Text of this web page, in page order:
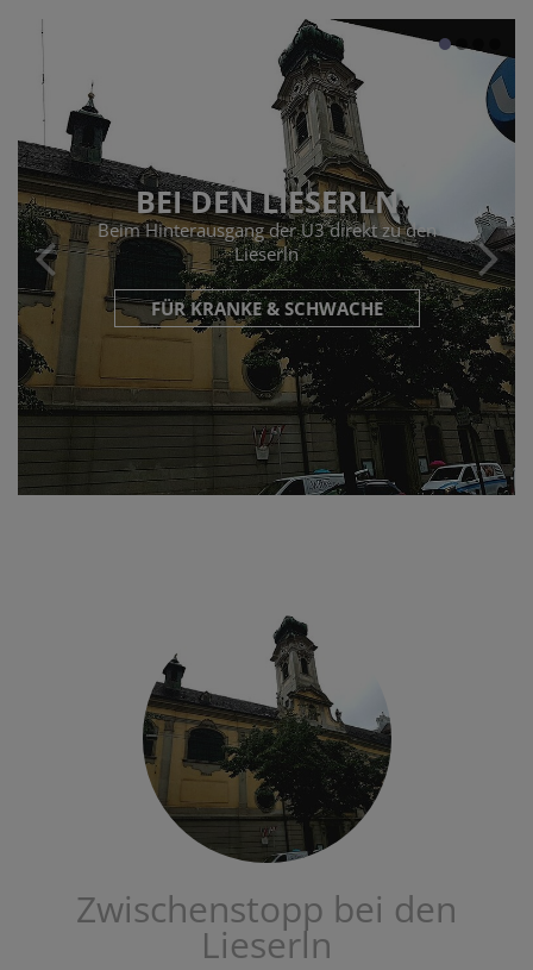
BEI DEN LIESERLN
Beim Hinterausgang der U3 direkt zu den
Lieserln
FÜR KRANKE & SCHWACHE
Zwischenstopp bei den
Lieserln